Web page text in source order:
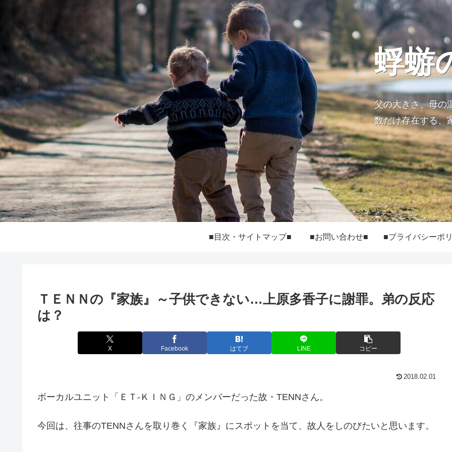
蜉蝣
父の大きさ、母の
数だけ存在する、
■目次・サイトマップ■ ■お問い合わせ■
ＴＥＮＮの『家族』～子供できない…上原多香子に謝罪。弟の反応
は？
X Facebook はてブ LINE コピー
2018.02.01
ボーカルユニット「ＥＴ-ＫＩＮＧ」のメンバーだった故・TENNさん。
今回は、往事のTENNさんを取り巻く『家族』にスポットを当て、故人をしのびたいと思います。